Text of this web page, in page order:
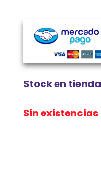
Stock en
Sin existencias